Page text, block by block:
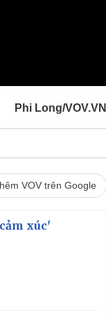
Phi Long/VOV.VN
VOV trên Google
xúc'